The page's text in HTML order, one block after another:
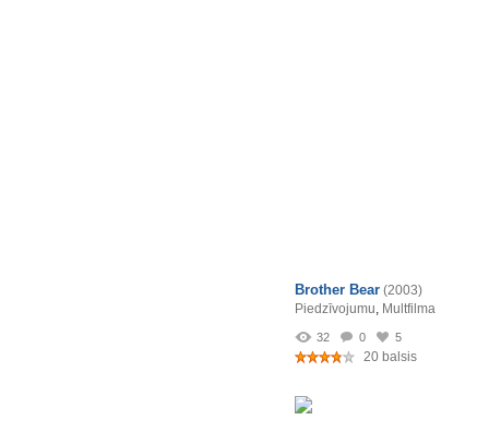
Brother Bear (2003)
Piedzīvojumu, Multfilma
32 0 5
20 balsis